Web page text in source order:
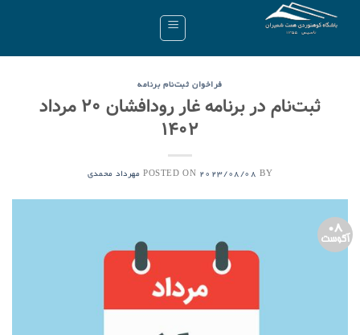
فراخوان ثبت‌نام برنامه
ثبت‌نام در برنامه‌ غار رودافشان ۲۰ مرداد
۱۴۰۲
POSTED ON 2023/08/08 BY مهرداد محمدی
08
آگوست